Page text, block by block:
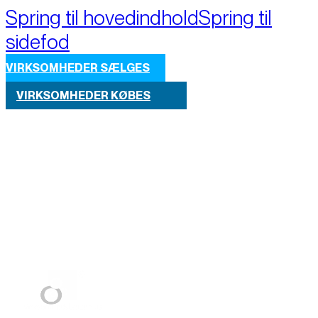
Spring til hovedindholdSpring til
sidefod
VIRKSOMHEDER SÆLGES
VIRKSOMHEDER KØBES